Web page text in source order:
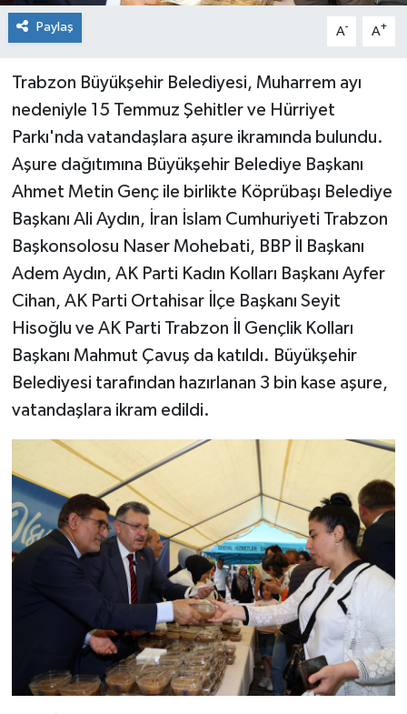
Paylaş A- A+
Trabzon Büyükşehir Belediyesi, Muharrem ayı
nedeniyle 15 Temmuz Şehitler ve Hürriyet
Parkı'nda vatandaşlara aşure ikramında bulundu.
Aşure dağıtımına Büyükşehir Belediye Başkanı
Ahmet Metin Genç ile birlikte Köprübaşı Belediye
Başkanı Ali Aydın, İran İslam Cumhuriyeti Trabzon
Başkonsolosu Naser Mohebati, BBP İl Başkanı
Adem Aydın, AK Parti Kadın Kolları Başkanı Ayfer
Cihan, AK Parti Ortahisar İlçe Başkanı Seyit
Hisoğlu ve AK Parti Trabzon İl Gençlik Kolları
Başkanı Mahmut Çavuş da katıldı. Büyükşehir
Belediyesi tarafından hazırlanan 3 bin kase aşure,
vatandaşlara ikram edildi.